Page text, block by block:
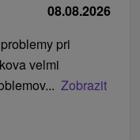
08.08.2026
pri
velmi
Zobrazit